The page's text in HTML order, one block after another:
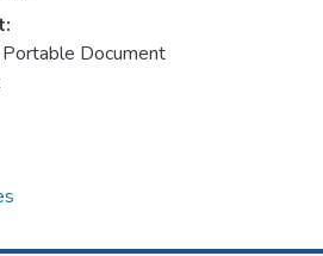
Document